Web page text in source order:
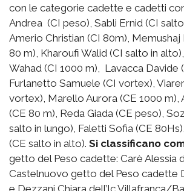
con le categorie cadette e cadetti
Andrea (CI peso), Sabli Ernid (CI
Amerio Christian (CI 80m), Memushaj
80 m), Kharoufi Walid (CI salto in
Wahad (CI 1000 m), Lavacca Davide
Furlanetto Samuele (CI vortex),
vortex), Marello Aurora (CE 1000 m),
(CE 80 m), Reda Giada (CE peso),
salto in lungo), Faletti Sofia (CE
(CE salto in alto). Si classificano
getto del Peso cadette: Carè Alessia
Castelnuovo getto del Peso cadette